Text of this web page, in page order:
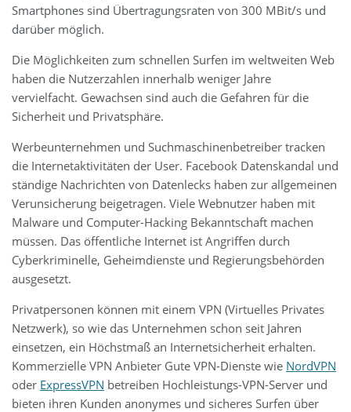
Smartphones sind Übertragungsraten von 300 MBit/s und
darüber möglich.
Die Möglichkeiten zum schnellen Surfen im weltweiten Web
haben die Nutzerzahlen innerhalb weniger Jahre
vervielfacht. Gewachsen sind auch die Gefahren für die
Sicherheit und Privatsphäre.
Werbeunternehmen und Suchmaschinenbetreiber tracken
die Internetaktivitäten der User. Facebook Datenskandal und
ständige Nachrichten von Datenlecks haben zur allgemeinen
Verunsicherung beigetragen. Viele Webnutzer haben mit
Malware und Computer-Hacking Bekanntschaft machen
müssen. Das öffentliche Internet ist Angriffen durch
Cyberkriminelle, Geheimdienste und Regierungsbehörden
ausgesetzt.
Privatpersonen können mit einem VPN (Virtuelles Privates
Netzwerk), so wie das Unternehmen schon seit Jahren
einsetzen, ein Höchstmaß an Internetsicherheit erhalten.
Kommerzielle VPN Anbieter Gute VPN-Dienste wie NordVPN
oder ExpressVPN betreiben Hochleistungs-VPN-Server und
bieten ihren Kunden anonymes und sicheres Surfen über